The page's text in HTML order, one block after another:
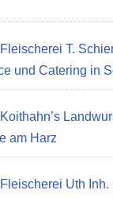
T.
und Catering in
am Harz
Uth Inh.